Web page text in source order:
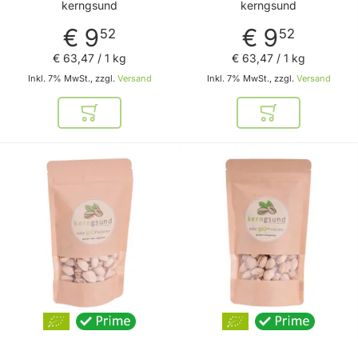
kerngsund
€ 952
Inkl. 7% MwSt., zzgl. Versand
€ 63,47 / 1 kg
In den Warenkorb
kerngsund
€ 952
Inkl. 7% MwSt., zzgl. Versand
€ 63,47 / 1 kg
In den